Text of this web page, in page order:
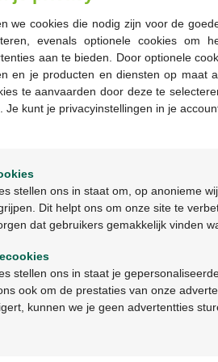
En
-
Les
Livraison
Paiement
Service
Ga verder in het nederlands
we cookies die nodig zijn voor de
evenals optionele cookies om
aan te bieden. Door optionele
en je producten en diensten op maat
te aanvaarden door deze te
Je kunt je privacyinstellingen in je
stellen ons in staat om, op anonieme
Dit helpt ons om onze site te
dat gebruikers gemakkelijk vinden
stellen ons in staat je
ook om de prestaties van onze
kunnen we je geen advertentties